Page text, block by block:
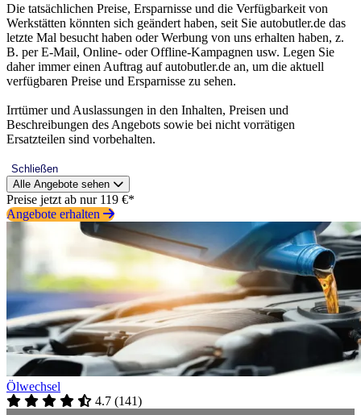
Die tatsächlichen Preise, Ersparnisse und die Verfügbarkeit von
Werkstätten könnten sich geändert haben, seit Sie autobutler.de das
letzte Mal besucht haben oder Werbung von uns erhalten haben, z.
B. per E-Mail, Online- oder Offline-Kampagnen usw. Legen Sie
daher immer einen Auftrag auf autobutler.de an, um die aktuell
verfügbaren Preise und Ersparnisse zu sehen.
Irrtümer und Auslassungen in den Inhalten, Preisen und
Beschreibungen des Angebots sowie bei nicht vorrätigen
Ersatzteilen sind vorbehalten.
Schließen
Alle Angebote sehen
Preise jetzt ab nur 119 €*
Angebote erhalten
Ölwechsel
4.7 (141)